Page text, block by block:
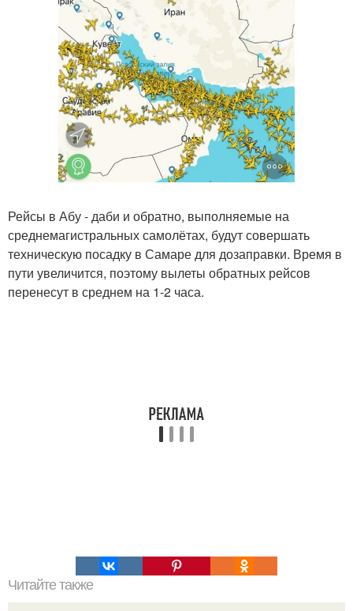
Рейсы в Абу - даби и обратно, выполняемые на
среднемагистральных самолётах, будут совершать
техническую посадку в Самаре для дозаправки. Время в
пути увеличится, поэтому вылеты обратных рейсов
перенесут в среднем на 1-2 часа.
Читайте также